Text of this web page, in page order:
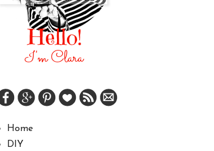
Home
DIY